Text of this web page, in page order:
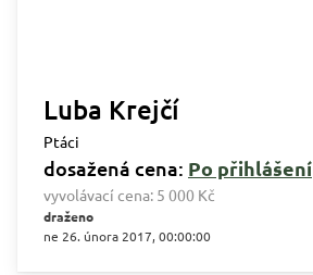
Luba Krejčí
Ptáci
dosažená cena: Po přihlášení
vyvolávací cena: 5 000 Kč
draženo
ne 26. února 2017, 00:00:00